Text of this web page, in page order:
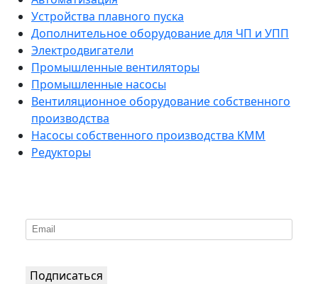
Устройства плавного пуска
Дополнительное оборудование для ЧП и УПП
Электродвигатели
Промышленные вентиляторы
Промышленные насосы
Вентиляционное оборудование собственного
производства
Насосы собственного производства KMM
Редукторы
Подписаться